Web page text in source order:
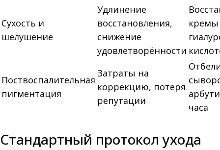
Сухость и
шелушение
Удлинение
восстановления,
снижение
удовлетворённости
кремы
Поствоспалительная
пигментация
Затраты на
коррекцию, потеря
репутации
часа
Стандартный протокол ухода